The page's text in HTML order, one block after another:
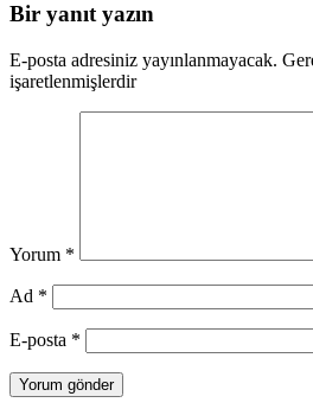
Bir yanıt yazın
E-posta adresiniz yayınlanmayacak.
işaretlenmişlerdir
Yorum *
Ad *
E-posta *